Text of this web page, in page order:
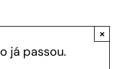
já passou.
×